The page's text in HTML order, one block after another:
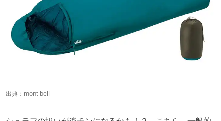
出典： mont-bell